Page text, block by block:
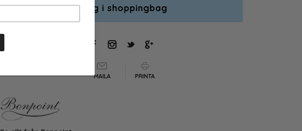
MAILA PRINTA